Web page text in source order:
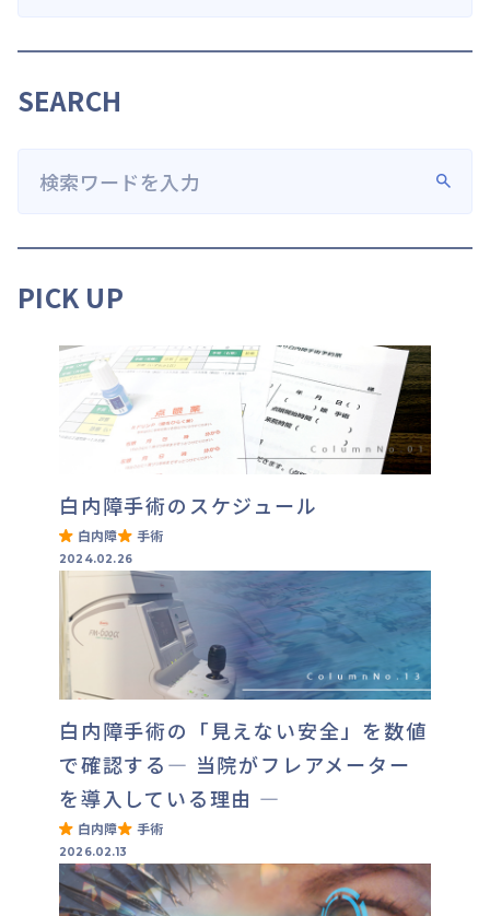
SEARCH
PICK UP
白内障手術のスケジュール
白内障 手術
2024.02.26
白内障手術の「見えない安全」を数値
で確認する― 当院がフレアメーター
を導入している理由 ―
白内障 手術
2026.02.13